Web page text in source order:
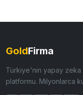
GoldFirma
Türkiye'nin yapay zeka
platformu. Milyonlarca